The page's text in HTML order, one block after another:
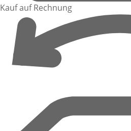
Kauf auf Rechnung